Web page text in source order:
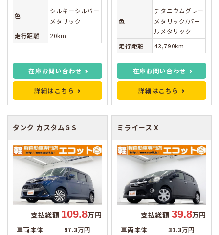
色
シルキーシルバー
メタリック
走行距離
20km
在庫お問い合わせ
詳細はこちら
色
チタニウムグレー
メタリック/パー
ルメタリック
走行距離
43,790km
在庫お問い合わせ
詳細はこちら
タンク カスタムG S
支払総額 109.8万円
車両本体 97.3万円
ミライースX
支払総額 39.8万円
車両本体 31.3万円